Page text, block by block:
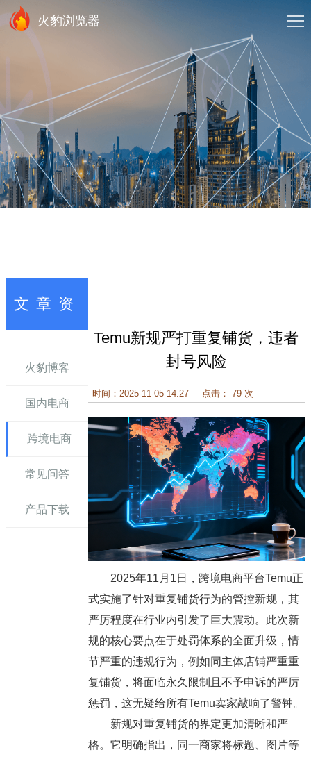
火豹浏览器
文章资
火豹博客
国内电商
跨境电商
常见问答
产品下载
Temu新规严打重复铺货，违者
封号风险
时间：2025-11-05 14:27 点击： 79 次
2025年11月1日，跨境电商平台Temu正
式实施了针对重复铺货行为的管控新规，其
严厉程度在行业内引发了巨大震动。此次新
规的核心要点在于处罚体系的全面升级，情
节严重的违规行为，例如同主体店铺严重重
复铺货，将面临永久限制且不予申诉的严厉
惩罚，这无疑给所有Temu卖家敲响了警钟。
新规对重复铺货的界定更加清晰和严
格。它明确指出，同一商家将标题、图片等